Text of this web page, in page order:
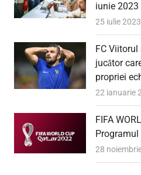
iunie 2023
25 iulie 2023
FC
jucător
propriei
22 ianuarie
FIFA
28